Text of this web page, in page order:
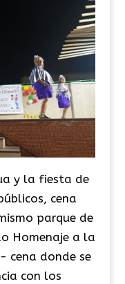
y la fiesta de
cena
parque de
Homenaje a la
cena donde se
con los